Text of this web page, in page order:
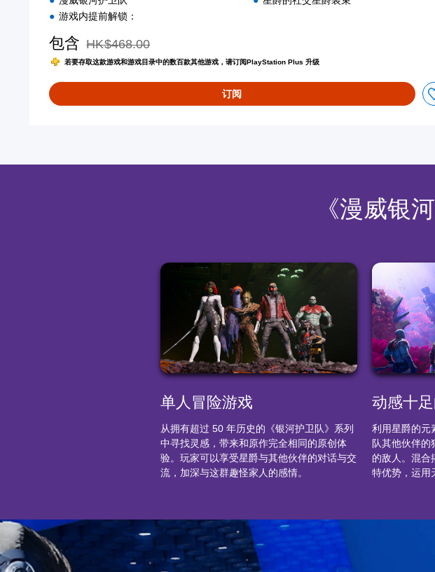
游戏内提前解锁：
包含 从原价HK$468.00折扣优惠
HK$468.00
若要存取这款游戏和游戏目录中的数百款其他游戏，请订阅PlayStation Plus 升级
订阅
《漫威银
单人冒险游戏
从拥有超过 50 年历史的《银河护卫队》系列
中寻找灵感，带来和原作完全相同的原创体
验。玩家可以享受星爵与其他伙伴的对话与交
流，加深与这群趣怪家人的感情。
动感十
利用星爵的元
队其他伙伴的
的敌人。混合
特优势，运用